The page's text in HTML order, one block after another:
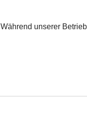
Während unserer